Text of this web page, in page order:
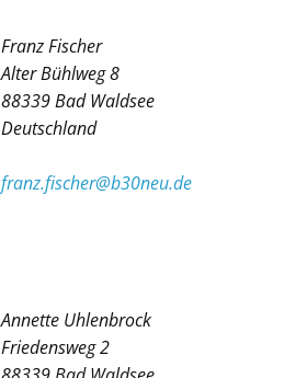
Franz Fischer
Alter Bühlweg 8
88339 Bad Waldsee
Deutschland
franz.fischer@b30neu.de
Annette Uhlenbrock
Friedensweg 2